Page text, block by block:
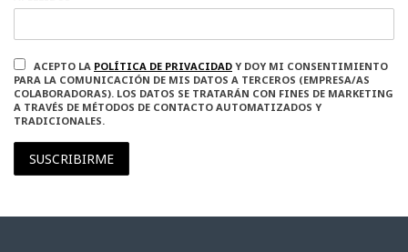
ACEPTO LA POLÍTICA DE PRIVACIDAD Y DOY MI CONSENTIMIENTO
PARA LA COMUNICACIÓN DE MIS DATOS A TERCEROS (EMPRESA/AS
COLABORADORAS). LOS DATOS SE TRATARÁN CON FINES DE MARKETING
A TRAVÉS DE MÉTODOS DE CONTACTO AUTOMATIZADOS Y
TRADICIONALES.
SUSCRIBIRME